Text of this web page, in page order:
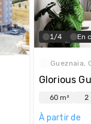
1/4 En
Gueznaia,
Glorious
60 m² 2
À partir de